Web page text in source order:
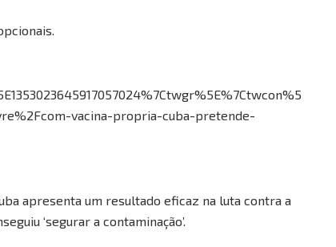
vacina-propria-cuba-pretende-
apresenta um resultado eficaz na luta contra a
‘segurar a contaminação’.